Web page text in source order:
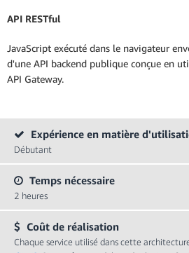
API RESTful
JavaScript exécuté dans le navigateur
d'une API backend publique conçue en
API Gateway.
Expérience en matière
Débutant
Temps nécessaire
2 heures
Coût de réalisation
Chaque service utilisé dans cette